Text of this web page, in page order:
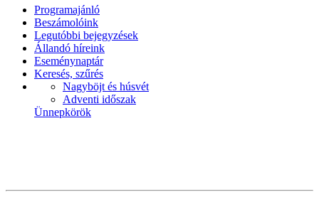
Programajánló
Beszámolóink
Legutóbbi bejegyzések
Állandó híreink
Eseménynaptár
Keresés, szűrés
Nagyböjt és húsvét
Adventi időszak
Ünnepkörök